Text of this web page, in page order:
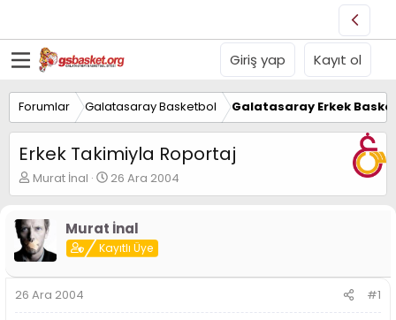
Giriş yap Kayıt ol
Forumlar Galatasaray Basketbol Galatasaray Erkek
Erkek Takimiyla Roportaj
K
o
u
y
u
B
a
ş
Murat İnal
B
a
a
n
g
26 Ara 2004
Murat İnal
Kayıtlı Üye
26 Ara 2004 #1